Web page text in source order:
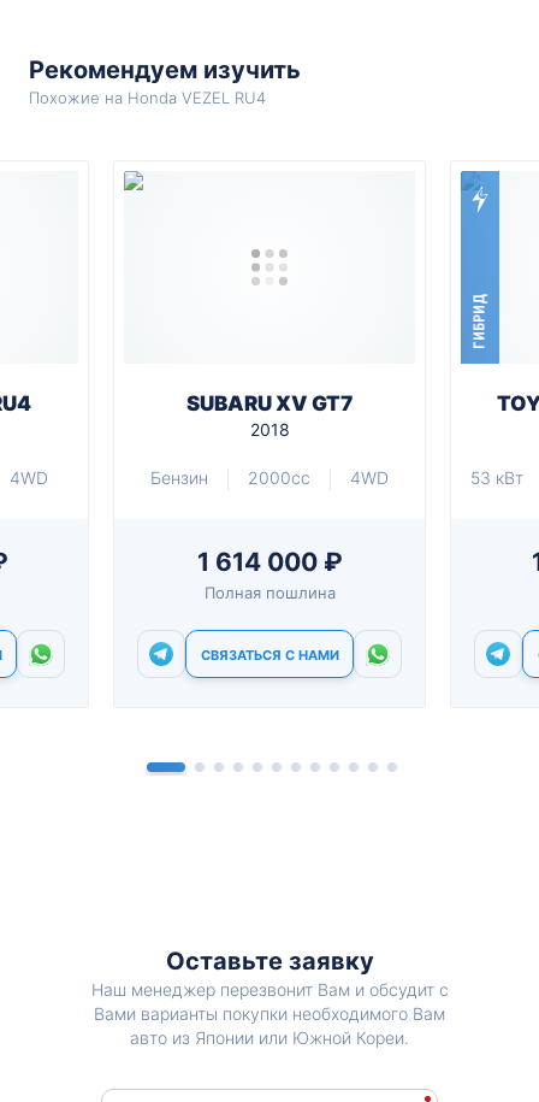
Рекомендуем изучить
Похожие на Honda VEZEL RU4
4WD
SUBARU XV GT7
2018
Бензин 2000cc 4WD
1 614 000 ₽
Полная пошлина
СВЯЗАТЬСЯ С НАМИ
ГИБРИД
53 кВт
Оставьте заявку
Наш менеджер перезвонит Вам и обсудит с
Вами варианты покупки необходимого Вам
авто из Японии или Южной Кореи.